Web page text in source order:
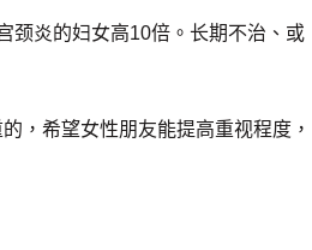
炎的妇女高10倍。长期不治、或
希望女性朋友能提高重视程度，